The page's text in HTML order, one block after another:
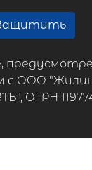
с ООО
ОГРН